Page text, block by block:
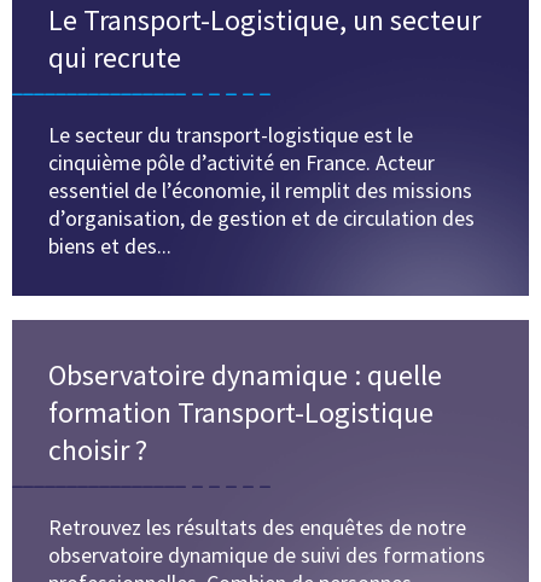
Le Transport-Logistique, un secteur
qui recrute
Le secteur du transport-logistique est le
cinquième pôle d’activité en France. Acteur
essentiel de l’économie, il remplit des missions
d’organisation, de gestion et de circulation des
biens et des...
Observatoire dynamique : quelle
formation Transport-Logistique
choisir ?
Retrouvez les résultats des enquêtes de notre
observatoire dynamique de suivi des formations